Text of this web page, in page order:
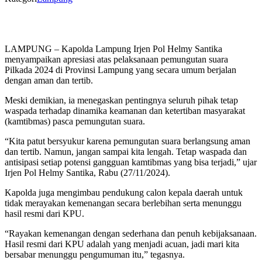
LAMPUNG – Kapolda Lampung Irjen Pol Helmy Santika
menyampaikan apresiasi atas pelaksanaan pemungutan suara
Pilkada 2024 di Provinsi Lampung yang secara umum berjalan
dengan aman dan tertib.
Meski demikian, ia menegaskan pentingnya seluruh pihak tetap
waspada terhadap dinamika keamanan dan ketertiban masyarakat
(kamtibmas) pasca pemungutan suara.
“Kita patut bersyukur karena pemungutan suara berlangsung aman
dan tertib. Namun, jangan sampai kita lengah. Tetap waspada dan
antisipasi setiap potensi gangguan kamtibmas yang bisa terjadi,” ujar
Irjen Pol Helmy Santika, Rabu (27/11/2024).
Kapolda juga mengimbau pendukung calon kepala daerah untuk
tidak merayakan kemenangan secara berlebihan serta menunggu
hasil resmi dari KPU.
“Rayakan kemenangan dengan sederhana dan penuh kebijaksanaan.
Hasil resmi dari KPU adalah yang menjadi acuan, jadi mari kita
bersabar menunggu pengumuman itu,” tegasnya.